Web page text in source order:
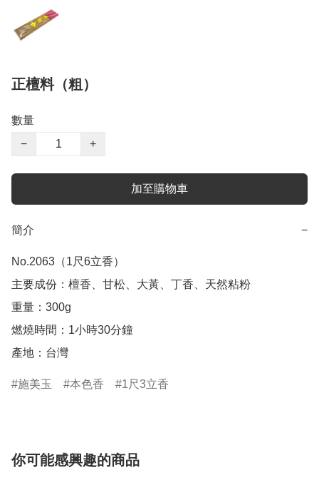
正檀料（粗）
數量
−
+
加至購物車
簡介 −
No.2063（1尺6立香）
主要成份：檀香、甘松、大黃、丁香、天然粘粉
重量：300g
燃燒時間：1小時30分鐘
產地：台灣
施美玉 本色香 1尺3立香
你可能感興趣的商品